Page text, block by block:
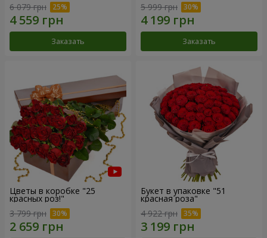
6 079 грн
Заказать
5 999 грн
Заказать
Цветы в коробке "25
красных роз!"
3 799 грн
Букет в упаковке "51
красная роза"
4 922 грн